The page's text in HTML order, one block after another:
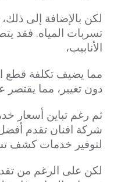
لكن بالإضافة إلى
تسربات المياه. فقد
الأنابيب،
مما يضيف تكلفة قطع
دون تغيير، مما يقتصر
ثم رغم تباين أسعار
شركة افنان تقدم
لتوفير خدمات كشف
لكن على الرغم من